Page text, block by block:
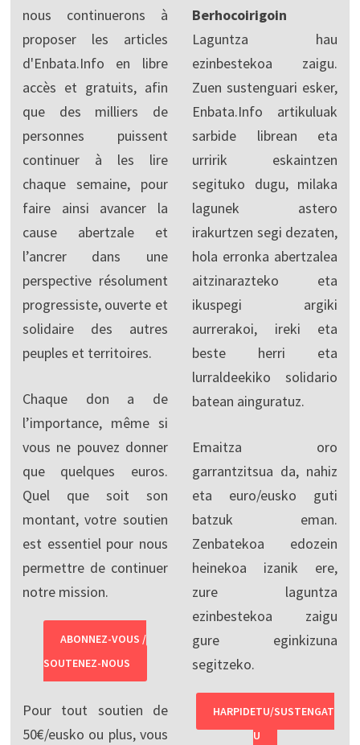
nous continuerons à
proposer les articles
d'Enbata.Info en libre
accès et gratuits, afin
que des milliers de
personnes puissent
continuer à les lire
chaque semaine, pour
faire ainsi avancer la
cause abertzale et
l’ancrer dans une
perspective résolument
progressiste, ouverte et
solidaire des autres
peuples et territoires.
Chaque don a de
l’importance, même si
vous ne pouvez donner
que quelques euros.
Quel que soit son
montant, votre soutien
est essentiel pour nous
permettre de continuer
notre mission.
ABONNEZ-VOUS /
SOUTENEZ-NOUS
Pour tout soutien de
50€/eusko ou plus, vous
Berhocoirigoin
Laguntza hau
ezinbestekoa zaigu.
Zuen sustenguari esker,
Enbata.Info artikuluak
sarbide librean eta
urririk eskaintzen
segituko dugu, milaka
lagunek astero
irakurtzen segi dezaten,
hola erronka abertzalea
aitzinarazteko eta
ikuspegi argiki
aurrerakoi, ireki eta
beste herri eta
lurraldeekiko solidario
batean ainguratuz.
Emaitza oro
garrantzitsua da, nahiz
eta euro/eusko guti
batzuk eman.
Zenbatekoa edozein
heinekoa izanik ere,
zure laguntza
ezinbestekoa zaigu
gure eginkizuna
segitzeko.
HARPIDETU/SUSTENGAT
U